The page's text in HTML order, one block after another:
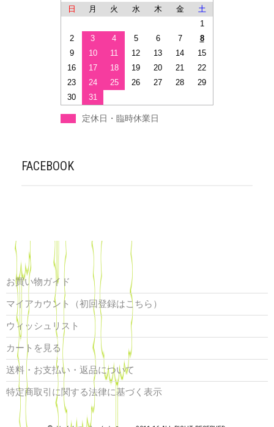
日
月 火 水 木 金
土
1
2
3 4 5 6 7
8
9
10 11 12 13 14
15
16
17 18 19 20 21
22
23
24 25 26 27 28
29
30
31
定休日・臨時休業日
FACEBOOK
お買い物ガイド
マイアカウント（初回登録はこちら）
ウィッシュリスト
カートを見る
送料・お支払い・返品について
特定商取引に関する法律に基づく表示